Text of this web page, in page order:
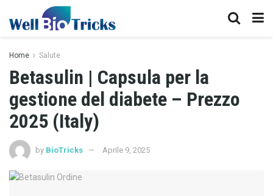
Home Salute
Betasulin | Capsula per la
gestione del diabete – Prezzo
2025 (Italy)
by BioTricks Aprile 9, 2025